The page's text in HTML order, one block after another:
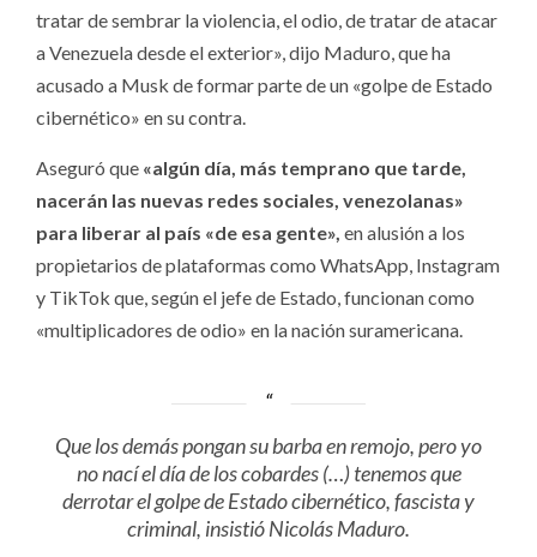
tratar de sembrar la violencia, el odio, de tratar de atacar
a Venezuela desde el exterior», dijo Maduro, que ha
acusado a Musk de formar parte de un «golpe de Estado
cibernético» en su contra.
Aseguró que «algún día, más temprano que tarde,
nacerán las nuevas redes sociales, venezolanas»
para liberar al país «de esa gente», en alusión a los
propietarios de plataformas como WhatsApp, Instagram
y TikTok que, según el jefe de Estado, funcionan como
«multiplicadores de odio» en la nación suramericana.
Que los demás pongan su barba en remojo, pero yo
no nací el día de los cobardes (…) tenemos que
derrotar el golpe de Estado cibernético, fascista y
criminal, insistió Nicolás Maduro.